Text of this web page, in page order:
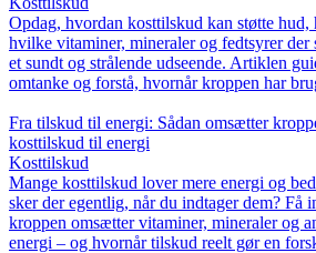
Opdag, hvordan kosttilskud kan støtte hud,
hvilke vitaminer, mineraler og fedtsyrer
et sundt og strålende udseende. Artiklen
omtanke og forstå, hvornår kroppen har
Fra tilskud til energi: Sådan omsætter
kosttilskud til energi
Kosttilskud
Mange kosttilskud lover mere energi og
sker der egentlig, når du indtager dem? Få
kroppen omsætter vitaminer, mineraler og
energi – og hvornår tilskud reelt gør en